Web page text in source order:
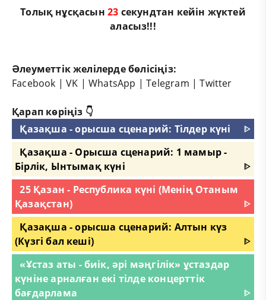
Толық нұсқасын23 секундтан кейін жүктей
аласыз!!!
Әлеуметтік желілерде бөлісіңіз:
Facebook |VK |WhatsApp |Telegram |Twitter
Қарап көріңіз 👇
Қазақша - орысша сценарий: Тілдер күні
ᐈ
Қазақша - Орысша сценарий: 1 мамыр -
Бірлік, Ынтымақ күні
ᐈ
25 Қазан - Республика күні (Менің Отаным
Қазақстан)
ᐈ
Қазақша - орысша сценарий: Алтын күз
(Күзгі бал кеші)
ᐈ
«Ұстаз аты - биік, әрі мәңгілік» ұстаздар
күніне арналған екі тілде концерттік
бағдарлама
ᐈ